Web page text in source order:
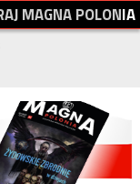
AJMAGNAPOLONIA